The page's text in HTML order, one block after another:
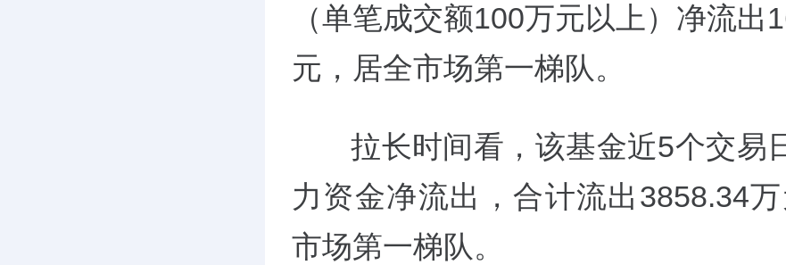
（单笔成交额100万元以上）净流出
元，居全市场第一梯队。
拉长时间看，该基金近5个交易
力资金净流出，合计流出3858.34
市场第一梯队。